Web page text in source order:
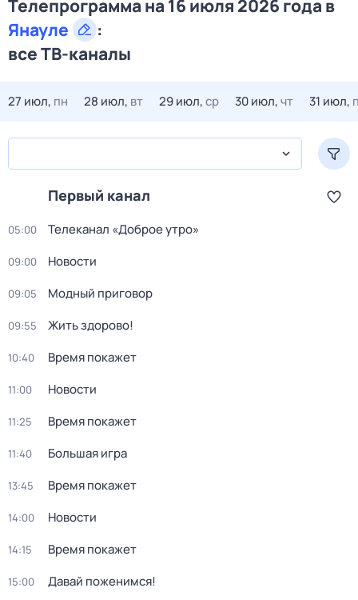
Телепрограмма на 16 июля 2026 года в
Янауле
:
все ТВ-каналы
27 июл, пн 28 июл, вт 29 июл,ср 30 июл,чт 31 июл,
Первый канал
05:00 Телеканал «Доброе утро»
09:00 Новости
09:05 Модный приговор
09:55 Жить здорово!
10:40 Время покажет
11:00 Новости
11:25 Время покажет
11:40 Большая игра
13:45 Время покажет
14:00 Новости
14:15 Время покажет
15:00 Давай поженимся!